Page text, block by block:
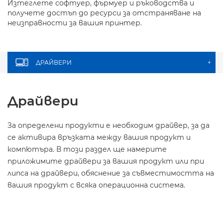
Изтеглете софтуер, фърмуер и ръководства и
получете достъп до ресурси за отстраняване на
неизправности за вашия принтер.
ДРАЙВЕРИ +
Драйвери
За определени продукти е необходим драйвер, за да
се активира връзката между вашия продукт и
компютъра. В този раздел ще намерите
приложимите драйвери за вашия продукт или при
липса на драйвери, обяснение за съвместимостта на
вашия продукт с всяка операционна система.